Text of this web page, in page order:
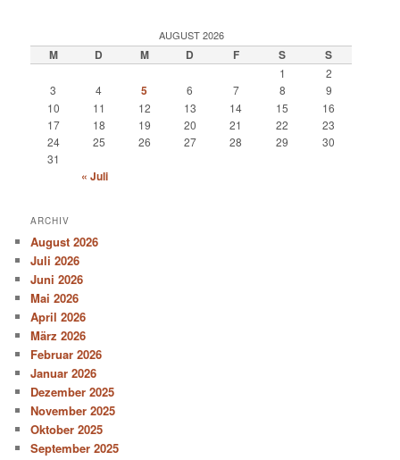
AUGUST 2026
M D M D F S S
1
2
3
4 5 6 7 8
9
10
11 12 13 14 15
16
17
18 19 20 21 22
23
24
25 26 27 28 29
30
31
« Juli
ARCHIV
August 2026
Juli 2026
Juni 2026
Mai 2026
April 2026
März 2026
Februar 2026
Januar 2026
Dezember 2025
November 2025
Oktober 2025
September 2025